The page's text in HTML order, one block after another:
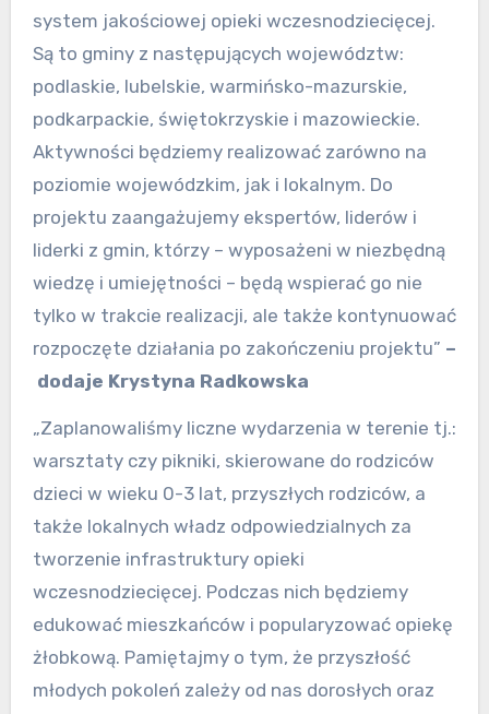
system jakościowej opieki wczesnodziecięcej.
Są to gminy z następujących województw:
podlaskie, lubelskie, warmińsko-mazurskie,
podkarpackie, świętokrzyskie i mazowieckie.
Aktywności będziemy realizować zarówno na
poziomie wojewódzkim, jak i lokalnym. Do
projektu zaangażujemy ekspertów, liderów i
liderki z gmin, którzy – wyposażeni w niezbędną
wiedzę i umiejętności – będą wspierać go nie
tylko w trakcie realizacji, ale także kontynuować
rozpoczęte działania po zakończeniu projektu” –
dodaje Krystyna Radkowska
„Zaplanowaliśmy liczne wydarzenia w terenie tj.:
warsztaty czy pikniki, skierowane do rodziców
dzieci w wieku 0-3 lat, przyszłych rodziców, a
także lokalnych władz odpowiedzialnych za
tworzenie infrastruktury opieki
wczesnodziecięcej. Podczas nich będziemy
edukować mieszkańców i popularyzować opiekę
żłobkową. Pamiętajmy o tym, że przyszłość
młodych pokoleń zależy od nas dorosłych oraz